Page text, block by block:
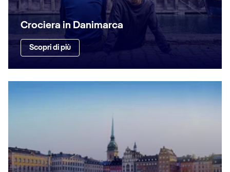
Crociera in Danimarca
Scopri di più